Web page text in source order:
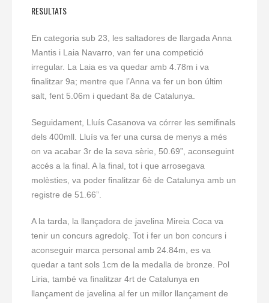
RESULTATS
En categoria sub 23, les saltadores de llargada Anna
Mantis i Laia Navarro, van fer una competició
irregular. La Laia es va quedar amb 4.78m i va
finalitzar 9a; mentre que l’Anna va fer un bon últim
salt, fent 5.06m i quedant 8a de Catalunya.
Seguidament, Lluís Casanova va córrer les semifinals
dels 400mll. Lluís va fer una cursa de menys a més
on va acabar 3r de la seva sèrie, 50.69”, aconseguint
accés a la final. A la final, tot i que arrosegava
molèsties, va poder finalitzar 6è de Catalunya amb un
registre de 51.66”.
A la tarda, la llançadora de javelina Mireia Coca va
tenir un concurs agredolç. Tot i fer un bon concurs i
aconseguir marca personal amb 24.84m, es va
quedar a tant sols 1cm de la medalla de bronze. Pol
Liria, també va finalitzar 4rt de Catalunya en
llançament de javelina al fer un millor llançament de